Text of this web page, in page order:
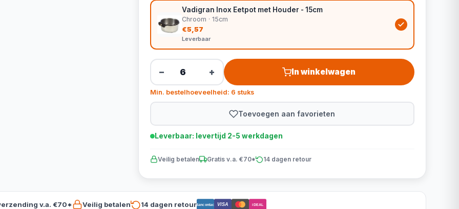
Vadigran Inox Eetpot met Houder - 15cm
Chroom · 15cm
€5,57
Leverbaar
− + In winkelwagen
Min. bestelhoeveelheid: 6 stuks
Toevoegen aan favorieten
Leverbaar: levertijd 2-5 werkdagen
Veilig betalen Gratis v.a. €70* 14 dagen retour
v.a. €70* Veilig betalen 14 dagen retourBancontact VISA iDEAL